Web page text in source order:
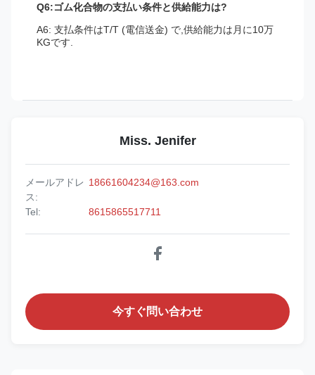
Q6:ゴム化合物の支払い条件と供給能力は?
A6: 支払条件はT/T (電信送金) で,供給能力は月に10万
KGです.
Miss. Jenifer
メールアドレ
ス:
18661604234@163.com
Tel: 8615865517711
今すぐ問い合わせ